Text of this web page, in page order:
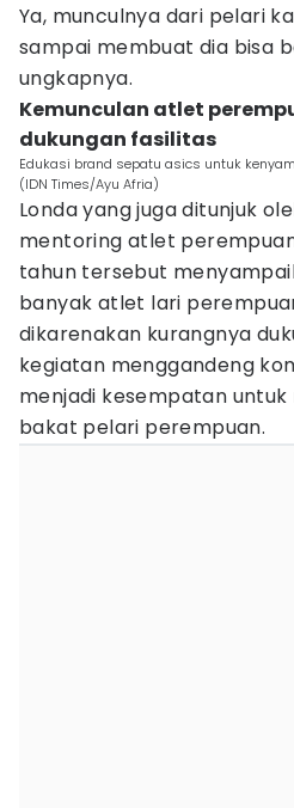
Ya, munculnya dari pelari
sampai membuat dia bisa
ungkapnya.
Kemunculan atlet
dukungan fasilitas
Edukasi brand sepatu asics untuk
(IDN Times/Ayu Afria)
Londa yang juga ditunjuk
mentoring atlet perempuan
tahun tersebut
banyak atlet lari
dikarenakan kurangnya
kegiatan menggandeng
menjadi kesempatan
bakat pelari perempuan.